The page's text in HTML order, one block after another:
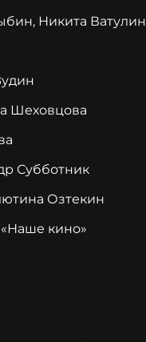
Никита
Шеховцова
Субботник
Озтекин
кино»